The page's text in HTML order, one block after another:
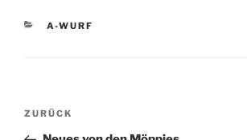
KATEGORIEN
A-WURF
Beitragsnavigation
Vorheriger
Beitrag
ZURÜCK